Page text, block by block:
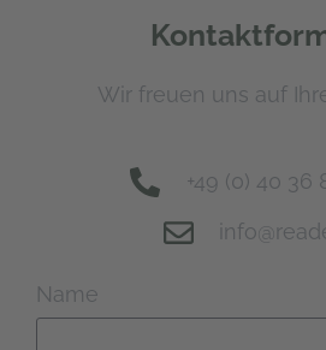
Wir freuen uns auf
+49 (0) 40 36
Name